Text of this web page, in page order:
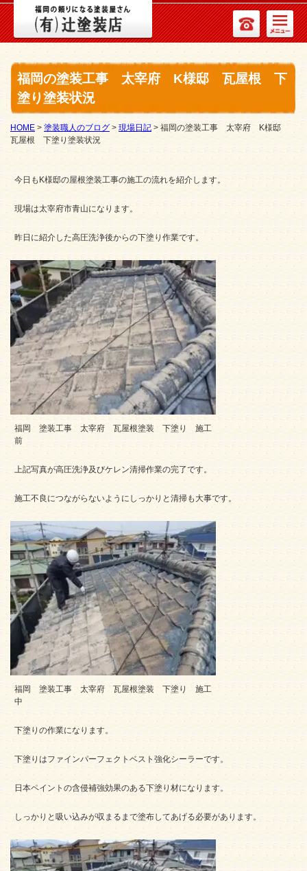
福岡の塗装工事 太宰府 K様邸 瓦屋根 下
塗り塗装状況
HOME > 塗装職人のブログ > 現場日記 > 福岡の塗装工事 太宰府 K様邸
瓦屋根 下塗り塗装状況
今日もK様邸の屋根塗装工事の施工の流れを紹介します。
現場は太宰府市青山になります。
昨日に紹介した高圧洗浄後からの下塗り作業です。
福岡 塗装工事 太宰府 瓦屋根塗装 下塗り 施工
前
上記写真が高圧洗浄及びケレン清掃作業の完了です。
施工不良につながらないようにしっかりと清掃も大事です。
福岡 塗装工事 太宰府 瓦屋根塗装 下塗り 施工
中
下塗りの作業になります。
下塗りはファインパーフェクトベスト強化シーラーです。
日本ペイントの含侵補強効果のある下塗り材になります。
しっかりと吸い込みが収まるまで塗布してあげる必要があります。